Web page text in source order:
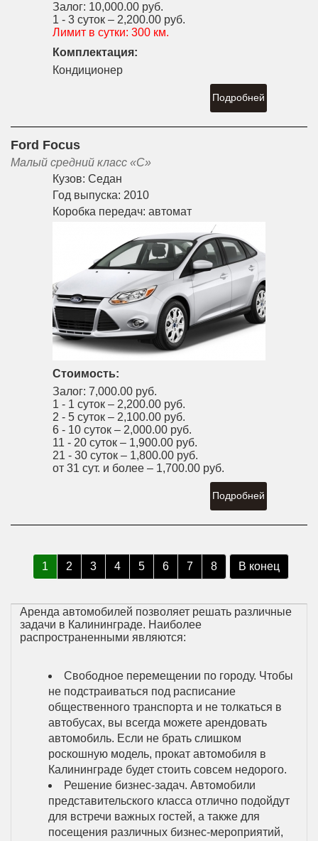
Залог: 10,000.00 руб.
1 - 3 суток – 2,200.00 руб.
Лимит в сутки: 300 км.
Комплектация:
Кондиционер
Подробней
Ford Focus
Малый средний класс «С»
Кузов: Седан
Год выпуска: 2010
Коробка передач: автомат
Стоимость:
Залог: 7,000.00 руб.
1 - 1 суток – 2,200.00 руб.
2 - 5 суток – 2,100.00 руб.
6 - 10 суток – 2,000.00 руб.
11 - 20 суток – 1,900.00 руб.
21 - 30 суток – 1,800.00 руб.
от 31 сут. и более – 1,700.00 руб.
Подробней
1 2 3 4 5 6 7 8 В конец
Аренда автомобилей позволяет решать различные
задачи в Калининграде. Наиболее
распространенными являются:
Свободное перемещении по городу. Чтобы
не подстраиваться под расписание
общественного транспорта и не толкаться в
автобусах, вы всегда можете арендовать
автомобиль. Если не брать слишком
роскошную модель, прокат автомобиля в
Калининграде будет стоить совсем недорого.
Решение бизнес-задач. Автомобили
представительского класса отлично подойдут
для встречи важных гостей, а также для
посещения различных бизнес-мероприятий,